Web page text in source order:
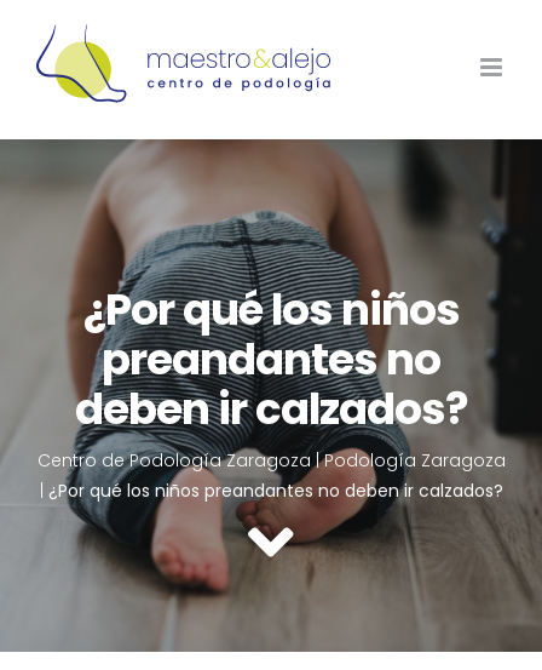
contenido
¿Por qué los niños
preandantes no
deben ir calzados?
Centro de Podología Zaragoza|Podología Zaragoza
¿Por qué los niños preandantes no deben ir calzados?